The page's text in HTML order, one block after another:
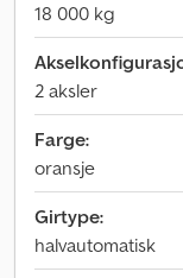
18 000 kg
2 aksler
Farge:
oransje
Girtype:
halvautomatisk